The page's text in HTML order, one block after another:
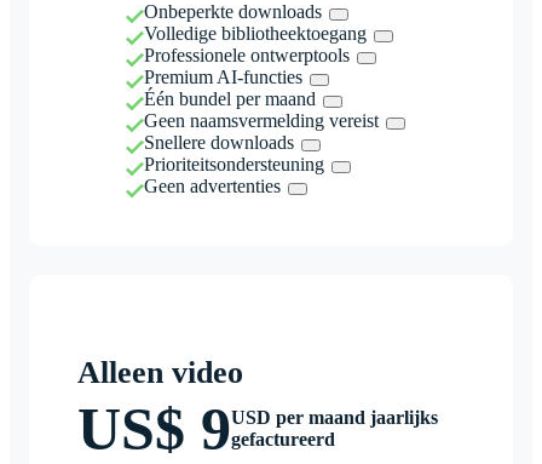
Onbeperkte downloads
Volledige bibliotheektoegang
Professionele ontwerptools
Premium AI-functies
Één bundel per maand
Geen naamsvermelding vereist
Snellere downloads
Prioriteitsondersteuning
Geen advertenties
Alleen video
US$ 9USD per maand jaarlijks
gefactureerd